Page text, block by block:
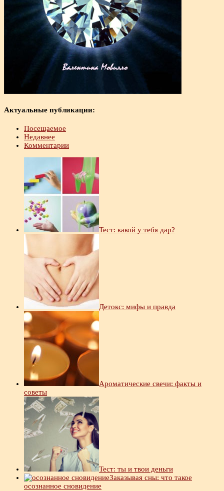
Актуальные публикации:
Посещаемое
Недавнее
Комментарии
Тест: какой у тебя дар?
Детокс: мифы и правда
Ароматические свечи: факты и
советы
Тест: ты и твои деньги
Заказывая сны: что такое
осознанное сновидение